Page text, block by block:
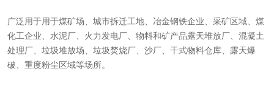
广泛用于用于煤矿场、城市拆迁工地、冶金钢铁企业、采矿区域、煤
化工企业、水泥厂、火力发电厂、物料和矿产品露天堆放厂、混凝土
处理厂、垃圾堆放场、垃圾焚烧厂、沙厂、干式物料仓库、露天爆
破、重度粉尘区域等场所。